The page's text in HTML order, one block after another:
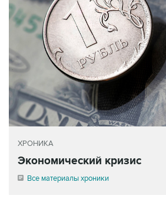
ХРОНИКА
Экономический кризис
Все материалы хроники